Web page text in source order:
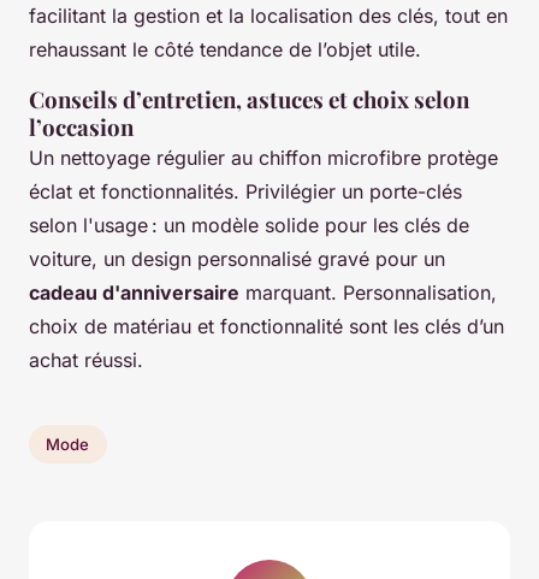
facilitant la gestion et la localisation des clés, tout en
rehaussant le côté tendance de l’objet utile.
Conseils d’entretien, astuces et choix selon
l’occasion
Un nettoyage régulier au chiffon microfibre protège
éclat et fonctionnalités. Privilégier un porte-clés
selon l'usage : un modèle solide pour les clés de
voiture, un design personnalisé gravé pour un
cadeau d'anniversaire marquant. Personnalisation,
choix de matériau et fonctionnalité sont les clés d’un
achat réussi.
Mode